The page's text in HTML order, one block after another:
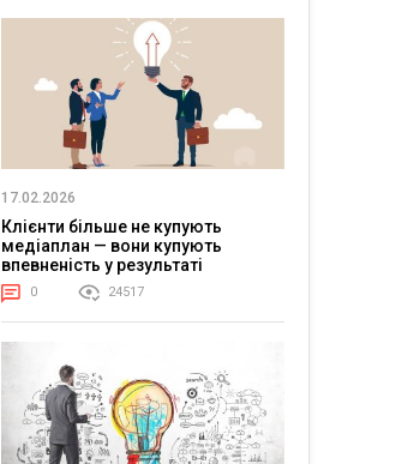
17.02.2026
Клієнти більше не купують
медіаплан — вони купують
впевненість у результаті
0 24517